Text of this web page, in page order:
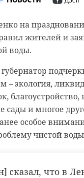
на
жителей и
воды.
– экология,
благоустройство,
сады и многое
особое
чистой
что в
и его
у водоема. И
Дети
тогда было -
У
стиле. Впереди
противопожарная
добровольцы